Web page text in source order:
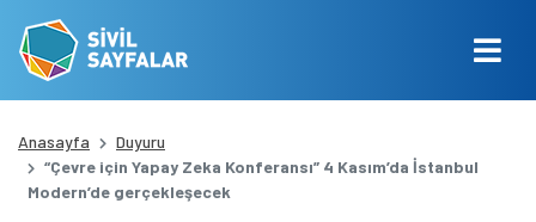
Anasayfa
Duyuru
“Çevre için Yapay Zeka Konferansı” 4 Kasım’da İstanbul
Modern’de gerçekleşecek